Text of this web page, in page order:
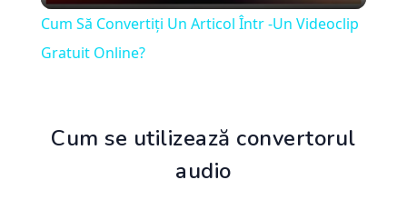
Cum Să Convertiți Un Articol Într -Un Videoclip
Gratuit Online?
Cum se utilizează convertorul
audio